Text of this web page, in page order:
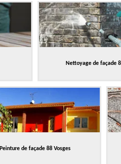
Nettoyage de façade
Peinture de façade 88 Vosges